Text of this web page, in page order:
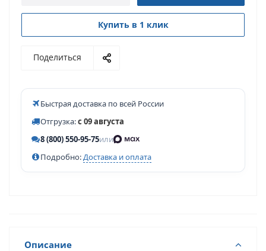
Купить в 1 клик
Поделиться
Быстрая доставка по всей России
Отгрузка:с 09 августа
8 (800) 550-95-75или
Подробно:Доставка и оплата
Описание